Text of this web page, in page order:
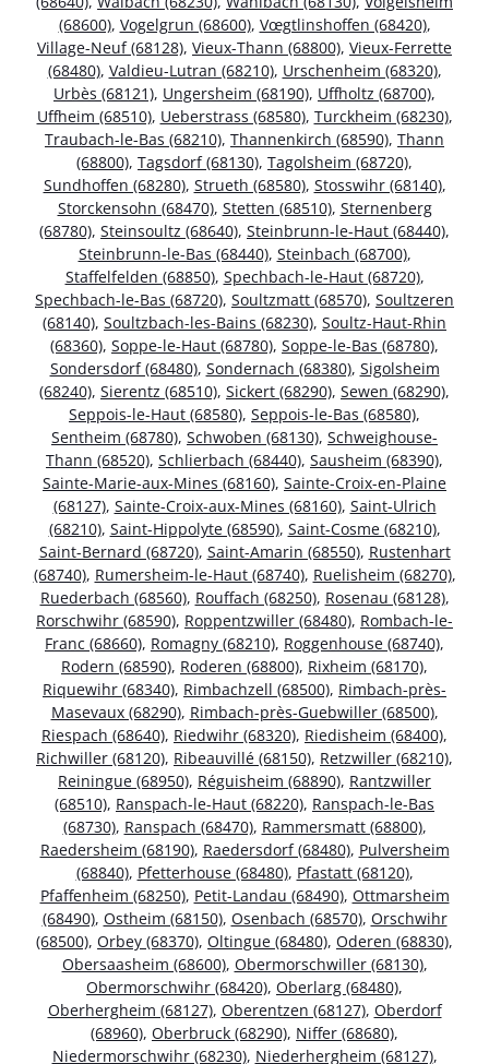
(68600), Vogelgrun (68600), Vœgtlinshoffen (68420),
Village-Neuf (68128), Vieux-Thann (68800), Vieux-Ferrette
(68480), Valdieu-Lutran (68210), Urschenheim (68320),
Urbès (68121), Ungersheim (68190), Uffholtz (68700),
Uffheim (68510), Ueberstrass (68580), Turckheim (68230),
Traubach-le-Bas (68210), Thannenkirch (68590), Thann
(68800), Tagsdorf (68130), Tagolsheim (68720),
Sundhoffen (68280), Strueth (68580), Stosswihr (68140),
Storckensohn (68470), Stetten (68510), Sternenberg
(68780), Steinsoultz (68640), Steinbrunn-le-Haut (68440),
Steinbrunn-le-Bas (68440), Steinbach (68700),
Staffelfelden (68850), Spechbach-le-Haut (68720),
Spechbach-le-Bas (68720), Soultzmatt (68570), Soultzeren
(68140), Soultzbach-les-Bains (68230), Soultz-Haut-Rhin
(68360), Soppe-le-Haut (68780), Soppe-le-Bas (68780),
Sondersdorf (68480), Sondernach (68380), Sigolsheim
(68240), Sierentz (68510), Sickert (68290), Sewen (68290),
Seppois-le-Haut (68580), Seppois-le-Bas (68580),
Sentheim (68780), Schwoben (68130), Schweighouse-
Thann (68520), Schlierbach (68440), Sausheim (68390),
Sainte-Marie-aux-Mines (68160), Sainte-Croix-en-Plaine
(68127), Sainte-Croix-aux-Mines (68160), Saint-Ulrich
(68210), Saint-Hippolyte (68590), Saint-Cosme (68210),
Saint-Bernard (68720), Saint-Amarin (68550), Rustenhart
(68740), Rumersheim-le-Haut (68740), Ruelisheim (68270),
Ruederbach (68560), Rouffach (68250), Rosenau (68128),
Rorschwihr (68590), Roppentzwiller (68480), Rombach-le-
Franc (68660), Romagny (68210), Roggenhouse (68740),
Rodern (68590), Roderen (68800), Rixheim (68170),
Riquewihr (68340), Rimbachzell (68500), Rimbach-près-
Masevaux (68290), Rimbach-près-Guebwiller (68500),
Riespach (68640), Riedwihr (68320), Riedisheim (68400),
Richwiller (68120), Ribeauvillé (68150), Retzwiller (68210),
Reiningue (68950), Réguisheim (68890), Rantzwiller
(68510), Ranspach-le-Haut (68220), Ranspach-le-Bas
(68730), Ranspach (68470), Rammersmatt (68800),
Raedersheim (68190), Raedersdorf (68480), Pulversheim
(68840), Pfetterhouse (68480), Pfastatt (68120),
Pfaffenheim (68250), Petit-Landau (68490), Ottmarsheim
(68490), Ostheim (68150), Osenbach (68570), Orschwihr
(68500), Orbey (68370), Oltingue (68480), Oderen (68830),
Obersaasheim (68600), Obermorschwiller (68130),
Obermorschwihr (68420), Oberlarg (68480),
Oberhergheim (68127), Oberentzen (68127), Oberdorf
(68960), Oberbruck (68290), Niffer (68680),
Niedermorschwihr (68230), Niederhergheim (68127),